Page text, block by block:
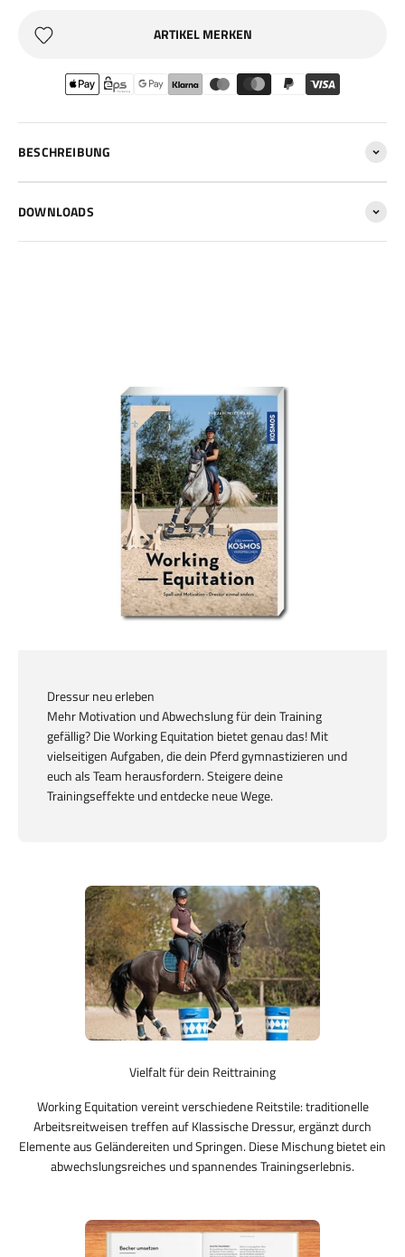
ARTIKEL MERKEN
BESCHREIBUNG
DOWNLOADS
Dressur neu erleben
Mehr Motivation und Abwechslung für dein Training
gefällig? Die Working Equitation bietet genau das! Mit
vielseitigen Aufgaben, die dein Pferd gymnastizieren und
euch als Team herausfordern. Steigere deine
Trainingseffekte und entdecke neue Wege.
Vielfalt für dein Reittraining
Working Equitation vereint verschiedene Reitstile: traditionelle
Arbeitsreitweisen treffen auf Klassische Dressur, ergänzt durch
Elemente aus Geländereiten und Springen. Diese Mischung bietet ein
abwechslungsreiches und spannendes Trainingserlebnis.